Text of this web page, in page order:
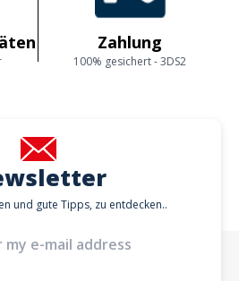
Zahlung
100% gesichert - 3DS2
und gute Tipps, zu entdecken..